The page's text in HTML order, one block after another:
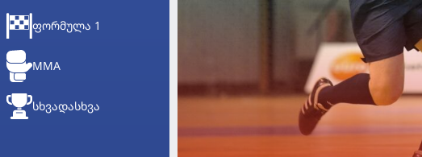
ᲤᲝᲠᲛᲣᲚᲐ 1
MMA
ᲡᲮᲕᲐᲓᲐᲡᲮᲕᲐ